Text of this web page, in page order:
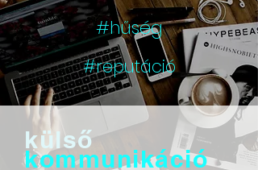
#hűség
#reputáció
külső
kommunikáció